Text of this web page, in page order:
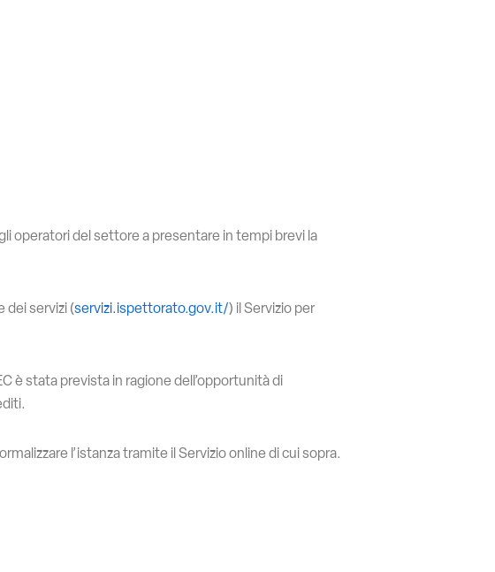
operatori del settore a presentare in tempi brevi la
dei servizi (servizi.ispettorato.gov.it/) il Servizio per
è stata prevista in ragione dell’opportunità di
l’istanza tramite il Servizio online di cui sopra.